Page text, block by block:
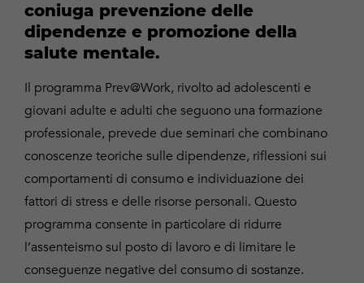
coniuga prevenzione delle
dipendenze e promozione della
salute mentale.
Il programma Prev@Work, rivolto ad adolescenti e
giovani adulte e adulti che seguono una formazione
professionale, prevede due seminari che combinano
conoscenze teoriche sulle dipendenze, riflessioni sui
comportamenti di consumo e individuazione dei
fattori di stress e delle risorse personali. Questo
programma consente in particolare di ridurre
l’assenteismo sul posto di lavoro e di limitare le
conseguenze negative del consumo di sostanze.